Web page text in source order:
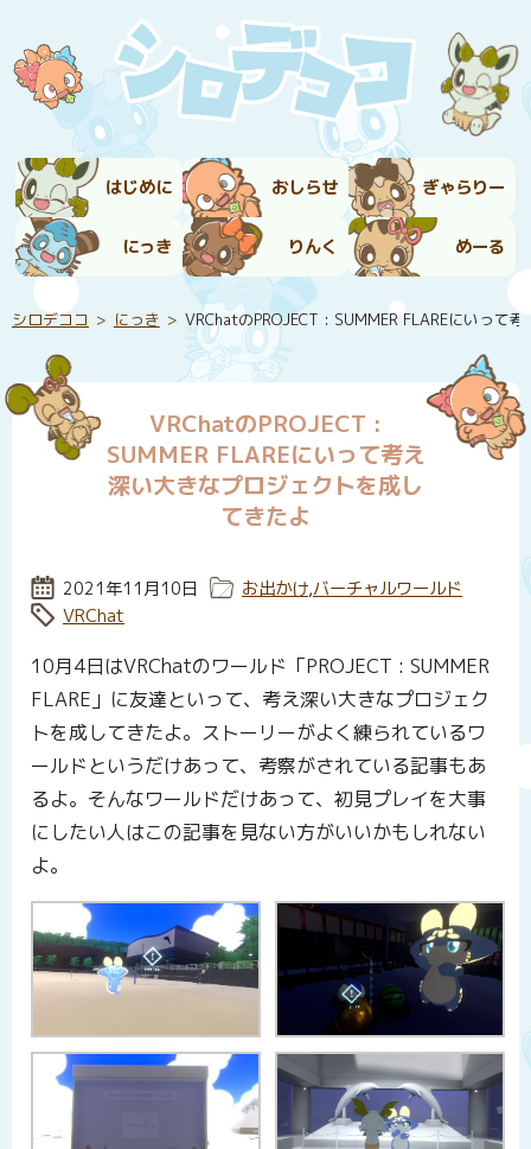
はじめに おしらせ ぎゃらりー
にっき りんく めーる
シロデココ にっき VRChatのPROJECT : SUMMER FLAREにいって
VRChatのPROJECT :
SUMMER FLAREにいって考え
深い大きなプロジェクトを成し
てきたよ
投稿日:
2021年11月10日 カテゴリー:
お出かけ,バーチャルワールド
タグ:
VRChat
10月4日はVRChatのワールド「PROJECT : SUMMER
FLARE」に友達といって、考え深い大きなプロジェク
トを成してきたよ。ストーリーがよく練られているワ
ールドというだけあって、考察がされている記事もあ
るよ。そんなワールドだけあって、初見プレイを大事
にしたい人はこの記事を見ない方がいいかもしれない
よ。